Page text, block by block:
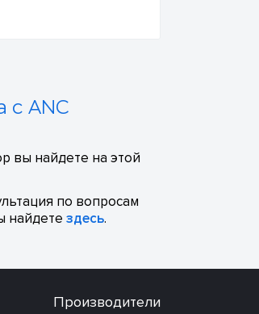
с ANC
вы найдете на этой
по вопросам
найдете здесь.
Производители